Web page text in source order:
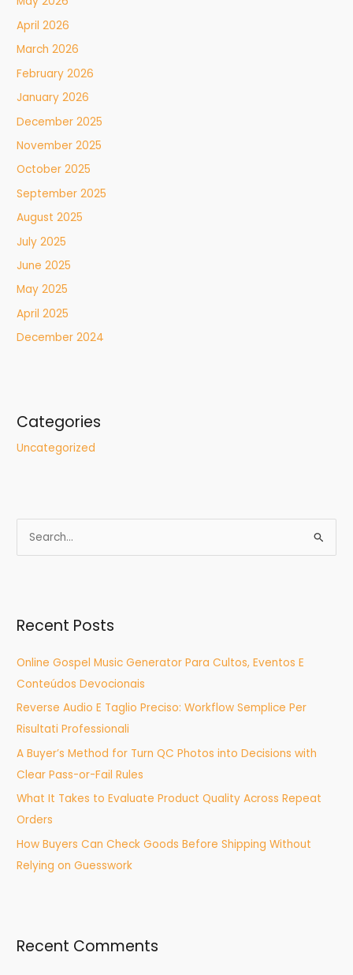
April 2026
March 2026
February 2026
January 2026
December 2025
November 2025
October 2025
September 2025
August 2025
July 2025
June 2025
May 2025
April 2025
December 2024
Categories
Uncategorized
e
c
f
o
r
:
Recent Posts
Online Gospel Music Generator Para Cultos, Eventos E
Conteúdos Devocionais
Reverse Audio E Taglio Preciso: Workflow Semplice Per
Risultati Professionali
A Buyer’s Method for Turn QC Photos into Decisions with
Clear Pass-or-Fail Rules
What It Takes to Evaluate Product Quality Across Repeat
Orders
How Buyers Can Check Goods Before Shipping Without
Relying on Guesswork
Recent Comments